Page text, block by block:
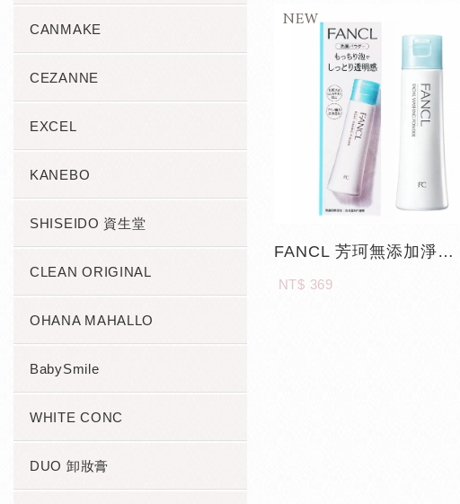
CANMAKE
CEZANNE
EXCEL
KANEBO
SHISEIDO 資生堂
CLEAN ORIGINAL
OHANA MAHALLO
BabySmile
WHITE CONC
DUO 卸妝膏
FANCL 芳珂無添加淨肌保濕 洗顏粉
NT$ 369